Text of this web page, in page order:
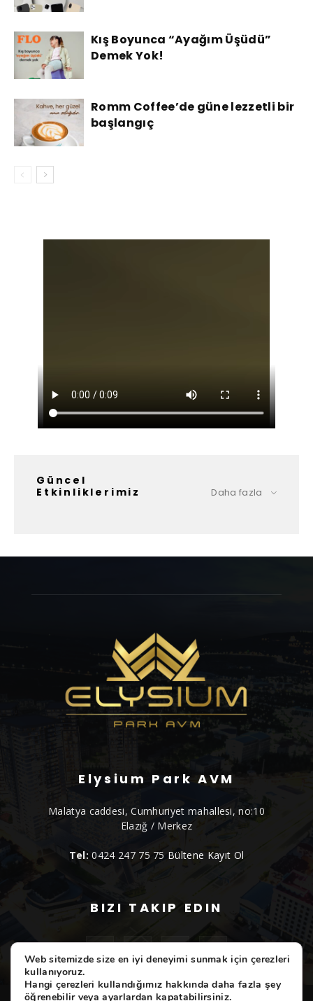
Kış Boyunca “Ayağım Üşüdü”
Demek Yok!
Romm Coffee’de güne lezzetli bir
başlangıç
Güncel
Etkinliklerimiz
Daha fazla
Elysium Park AVM
Malatya caddesi, Cumhuriyet mahallesi, no:10
Elazığ / Merkez
Tel: 0424 247 75 75 Bültene Kayıt Ol
BIZI TAKIP EDIN
Web sitemizde size en iyi deneyimi sunmak için çerezleri
kullanıyoruz.
Hangi çerezleri kullandığımız hakkında daha fazla şey
öğrenebilir veyaayarlardan kapatabilirsiniz.